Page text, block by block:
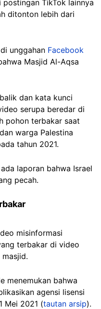
TikTok lainnya
ditonton lebih dari
unggahan Facebook
Masjid Al-Aqsa
dan kata kunci
serupa beredar di
pohon terbakar saat
warga Palestina
tahun 2021.
laporan bahwa Israel
pecah.
misinformasi
terbakar di video
menemukan bahwa
agensi lisensi
Mei 2021 (tautan arsip).